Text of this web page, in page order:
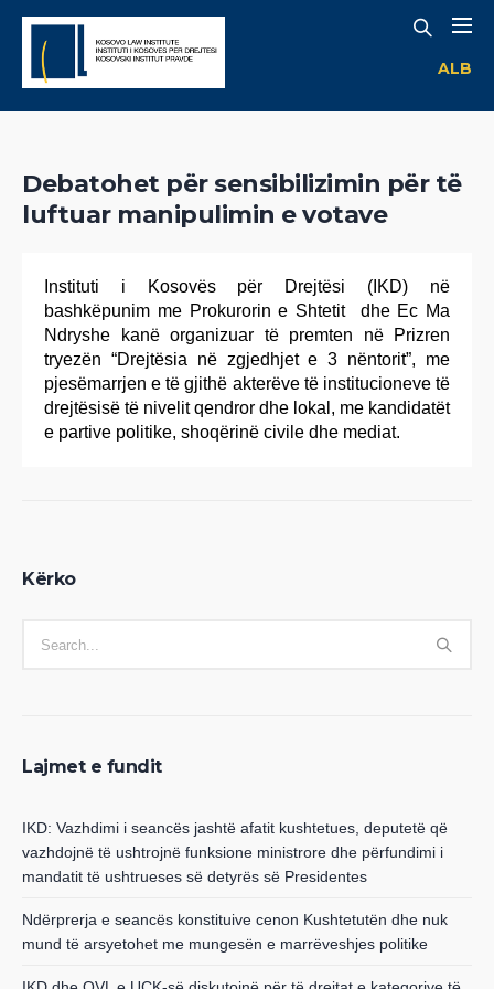
ALB
Debatohet për sensibilizimin për të
luftuar manipulimin e votave
Instituti i Kosovës për Drejtësi (IKD) në
bashkëpunim me Prokurorin e Shtetit dhe Ec Ma
Ndryshe kanë organizuar të premten në Prizren
tryezën “Drejtësia në zgjedhjet e 3 nëntorit”, me
pjesëmarrjen e të gjithë akterëve të institucioneve të
drejtësisë të nivelit qendror dhe lokal, me kandidatët
e partive politike, shoqërinë civile dhe mediat.
Kërko
Lajmet e fundit
IKD: Vazhdimi i seancës jashtë afatit kushtetues, deputetë që
vazhdojnë të ushtrojnë funksione ministrore dhe përfundimi i
mandatit të ushtrueses së detyrës së Presidentes
Ndërprerja e seancës konstituive cenon Kushtetutën dhe nuk
mund të arsyetohet me mungesën e marrëveshjes politike